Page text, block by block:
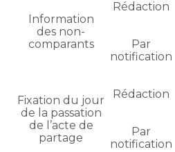
Information
des non-
comparants
Rédaction
Par
notification
Fixation du jour
de la passation
de l’acte de
partage
Rédaction
Par
notification